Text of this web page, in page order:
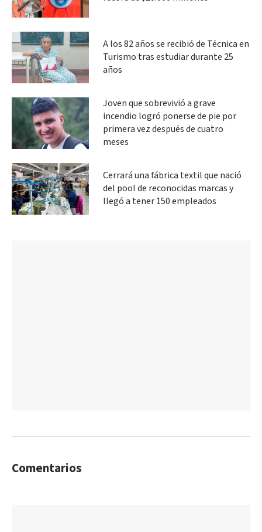
A los 82 años se recibió de Técnica en
Turismo tras estudiar durante 25
años
Joven que sobrevivió a grave
incendio logró ponerse de pie por
primera vez después de cuatro
meses
Cerrará una fábrica textil que nació
del pool de reconocidas marcas y
llegó a tener 150 empleados
Comentarios